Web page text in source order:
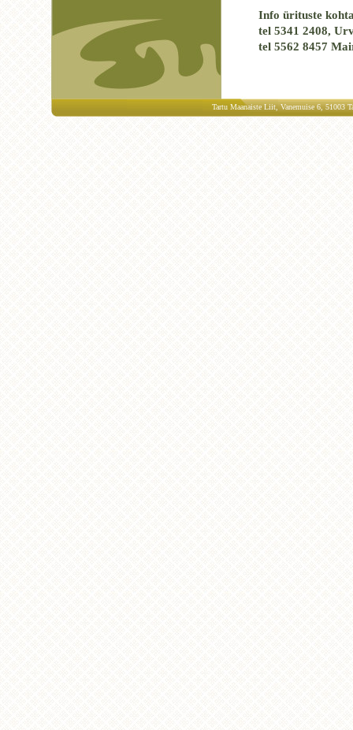
Info ürituste
tel 5341 2408,
tel 5562 8457
Tartu Maanaiste Liit, Vanemuise 6, 51003